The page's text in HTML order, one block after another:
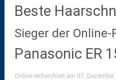
Beste
Sieger der Online-
Panasonic ER
Online recherchiert am 07.